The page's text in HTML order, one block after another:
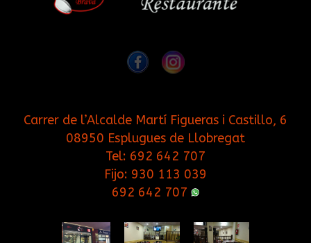
Carrer de l’Alcalde Martí Figueras i Castillo, 6
08950 Esplugues de Llobregat
Tel: 692 642 707
Fijo: 930 113 039
692 642 707